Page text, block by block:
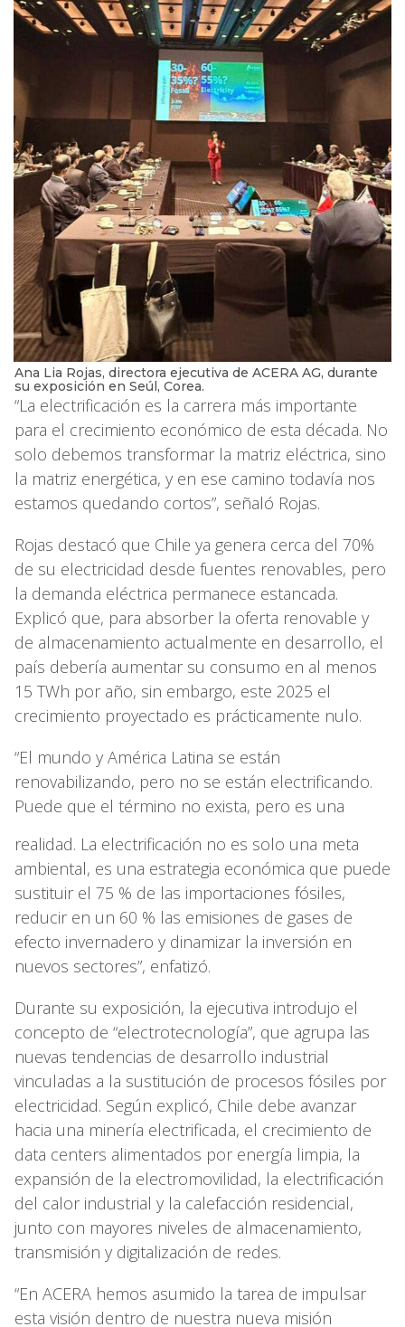
Ana Lia Rojas, directora ejecutiva de ACERA AG, durante
su exposición en Seúl, Corea.
“La electrificación es la carrera más importante
para el crecimiento económico de esta década. No
solo debemos transformar la matriz eléctrica, sino
la matriz energética, y en ese camino todavía nos
estamos quedando cortos”, señaló Rojas.
Rojas destacó que Chile ya genera cerca del 70%
de su electricidad desde fuentes renovables, pero
la demanda eléctrica permanece estancada.
Explicó que, para absorber la oferta renovable y
de almacenamiento actualmente en desarrollo, el
país debería aumentar su consumo en al menos
15 TWh por año, sin embargo, este 2025 el
crecimiento proyectado es prácticamente nulo.
“El mundo y América Latina se están
renovabilizando, pero no se están electrificando.
Puede que el término no exista, pero es una
realidad. La electrificación no es solo una meta
ambiental, es una estrategia económica que puede
sustituir el 75 % de las importaciones fósiles,
reducir en un 60 % las emisiones de gases de
efecto invernadero y dinamizar la inversión en
nuevos sectores”, enfatizó.
Durante su exposición, la ejecutiva introdujo el
concepto de “electrotecnología”, que agrupa las
nuevas tendencias de desarrollo industrial
vinculadas a la sustitución de procesos fósiles por
electricidad. Según explicó, Chile debe avanzar
hacia una minería electrificada, el crecimiento de
data centers alimentados por energía limpia, la
expansión de la electromovilidad, la electrificación
del calor industrial y la calefacción residencial,
junto con mayores niveles de almacenamiento,
transmisión y digitalización de redes.
“En ACERA hemos asumido la tarea de impulsar
esta visión dentro de nuestra nueva misión